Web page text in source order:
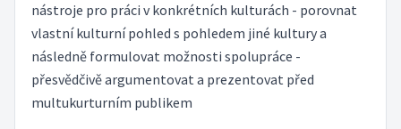
nástroje pro práci v konkrétních kulturách - porovnat
vlastní kulturní pohled s pohledem jiné kultury a
následně formulovat možnosti spolupráce -
přesvědčivě argumentovat a prezentovat před
multukurturním publikem